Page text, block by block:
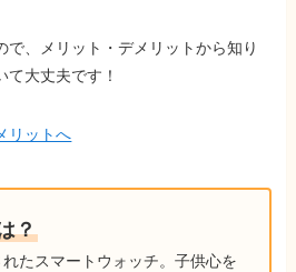
で、メリット・デメリットから知り
大丈夫です！
リットへ
？
たスマートウォッチ。子供心を